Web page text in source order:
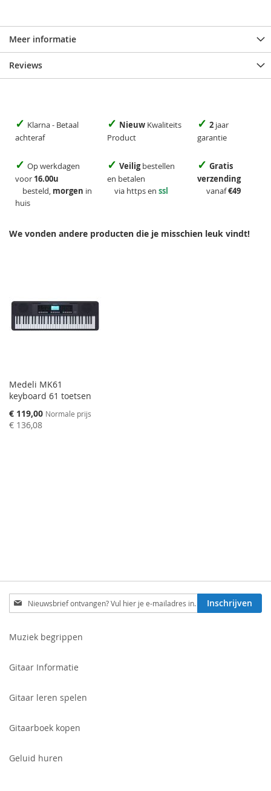
Meer informatie
Reviews
✓ Klarna - Betaal
achteraf
✓ Nieuw Kwaliteits
Product
✓ 2 jaar
garantie
✓ Op werkdagen
voor 16.00u
besteld, morgen in
huis
✓ Veiligbestellen
en betalen
via https en ssl
✓ Gratis
verzending
vanaf€49
We vonden andere producten die je misschien leuk vindt!
Medeli MK61
keyboard 61 toetsen
Speciale
prijs
€ 119,00 Normale prijs
€ 136,08
Schrijf
je
voor
Inschrijven
Muziek begrippen
Gitaar Informatie
Gitaar leren spelen
Gitaarboek kopen
Geluid huren